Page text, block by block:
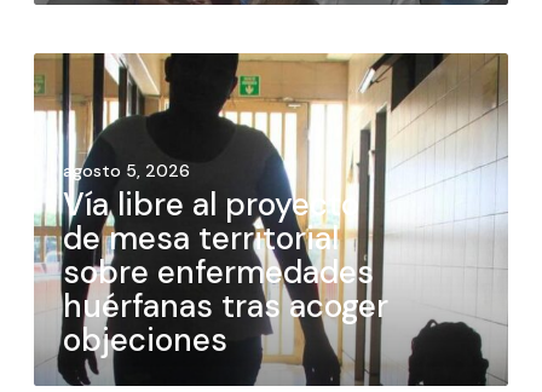
agosto 5, 2026
Vía libre al proyecto
de mesa territorial
sobre enfermedades
huérfanas tras acoger
objeciones